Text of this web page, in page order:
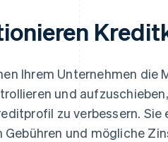
Ihrem Unternehmen die
und
zu verbessern.
und mögliche